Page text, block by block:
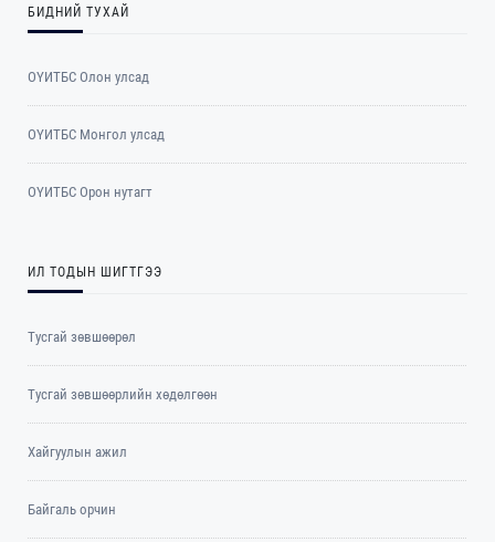
БИДНИЙ ТУХАЙ
ОҮИТБС Олон улсад
ОYИТБС Монгол улсад
ОYИТБС Орон нутагт
ИЛ ТОДЫН ШИГТГЭЭ
Тусгай зөвшөөрөл
Тусгай зөвшөөрлийн хөдөлгөөн
Хайгуулын ажил
Байгаль орчин